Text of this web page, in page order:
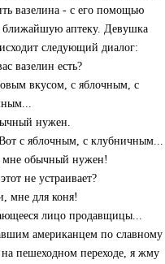
вазелина - с его помощью
ближайшую аптеку. Девушка
следующий диалог:
вазелин есть?
вкусом, с яблочным, с
нужен.
с яблочным, с клубничным...
мне обычный нужен!
не устраивает?
мне для коня!
лицо продавщицы...
американцем по славному
пешеходном переходе, я жму